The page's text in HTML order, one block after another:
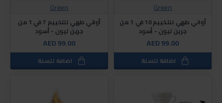
Green
أواني طهي للتخييم 10 في 1 من
جرين ليون - أسود
AED 99.00
اضافة للسلة
Green
أواني طهي للتخييم 7 في 1 من
جرين ليون - أسود
AED 99.00
اضافة للسلة